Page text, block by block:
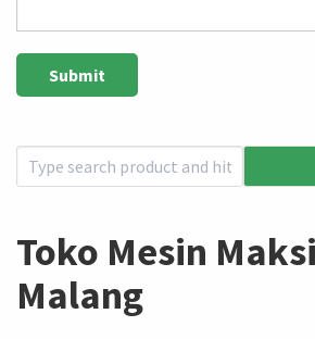
Toko Mesin
Malang